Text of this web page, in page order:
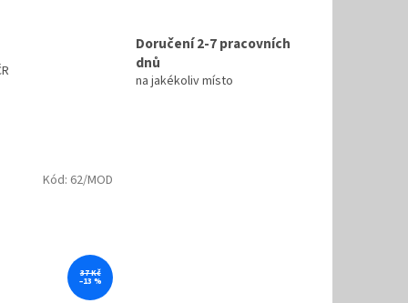
Doručení 2-7 pracovních
dnů
na jakékoliv místo
37 Kč
–13 %
Kód: 62/MOD